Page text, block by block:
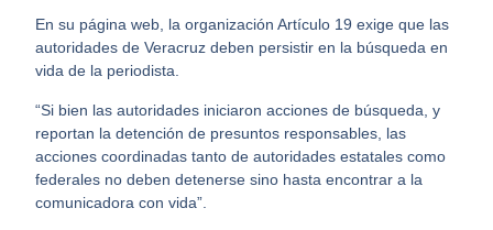
En su página web, la organización Artículo 19 exige que las
autoridades de Veracruz deben persistir en la búsqueda en
vida de la periodista.
“Si bien las autoridades iniciaron acciones de búsqueda, y
reportan la detención de presuntos responsables, las
acciones coordinadas tanto de autoridades estatales como
federales no deben detenerse sino hasta encontrar a la
comunicadora con vida”.